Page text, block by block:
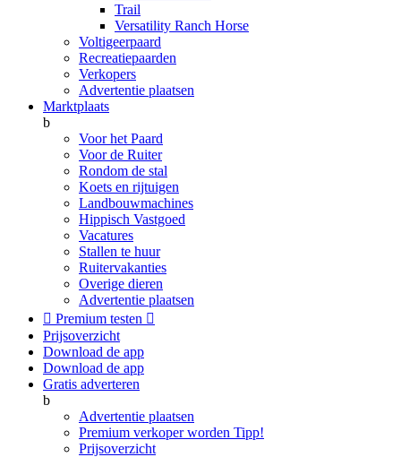
Trail
Versatility Ranch Horse
Voltigeerpaard
Recreatiepaarden
Verkopers
Advertentie plaatsen
Marktplaats
b
Voor het Paard
Voor de Ruiter
Rondom de stal
Koets en rijtuigen
Landbouwmachines
Hippisch Vastgoed
Vacatures
Stallen te huur
Ruitervakanties
Overige dieren
Advertentie plaatsen
 Premium testen 
Prijsoverzicht
Download de app
Download de app
Gratis adverteren
b
Advertentie plaatsen
Premium verkoper worden Tipp!
Prijsoverzicht